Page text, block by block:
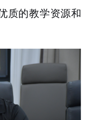
质的教学资源和